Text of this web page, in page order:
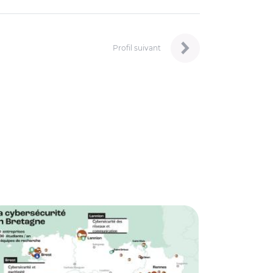
Profil suivant